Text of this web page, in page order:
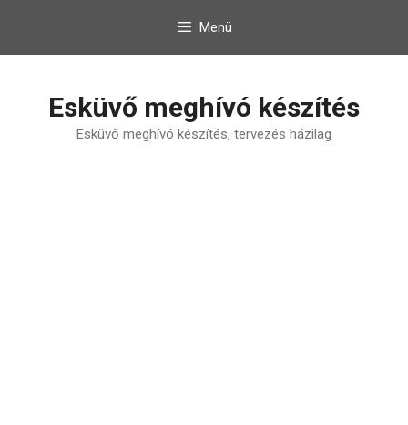
Menü
Esküvő meghívó készítés
Esküvő meghívó készítés, tervezés házilag